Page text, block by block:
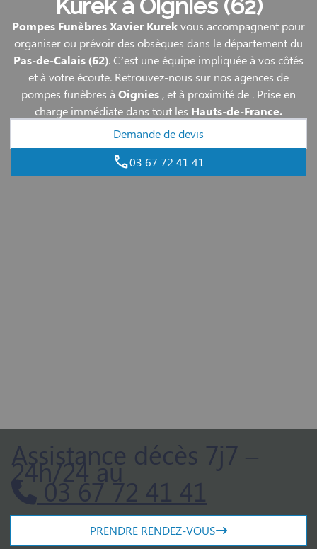
Kurek à Oignies (62)
Pompes Funèbres Xavier Kurekvous accompagnent pour
organiser ou prévoir des obsèques dans le département du
Pas-de-Calais(62). C’est une équipe impliquée à vos côtés
et à votre écoute. Retrouvez-nous sur nos agences de
pompes funèbres à Oignies , et à proximité de . Prise en
charge immédiate dans tout les Hauts-de-France.
Demande de devis
03 67 72 41 41
Assistance décès 7j7 –
24h/24 au
03 67 72 41 41
PRENDRE RENDEZ-VOUS